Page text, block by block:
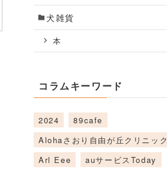
犬雑貨
本
コラムキーワード
2024
89cafe
Alohaさおり自由が丘クリニック
Arl Eee
auサービスToday